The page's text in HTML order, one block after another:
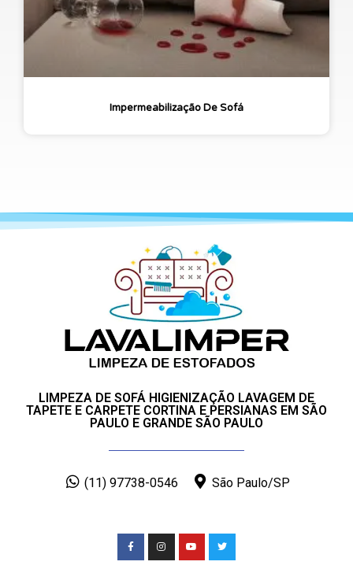
Impermeabilização De Sofá
LIMPEZA DE SOFÁ HIGIENIZAÇÃO LAVAGEM DE
TAPETE E CARPETE CORTINA E PERSIANAS EM SÃO
PAULO E GRANDE SÃO PAULO
(11) 97738-0546 São Paulo/SP